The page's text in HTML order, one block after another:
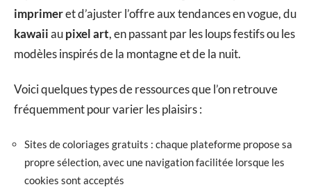
imprimeret d’ajuster l’offre aux tendances en vogue, du
kawaiiaupixel art, en passant par les loups festifs ou les
modèles inspirés de la montagne et de la nuit.
Voici quelques types de ressources que l’on retrouve
fréquemment pour varier les plaisirs :
Sites de coloriages gratuits : chaque plateforme propose sa
propre sélection, avec une navigation facilitée lorsque les
cookies sont acceptés